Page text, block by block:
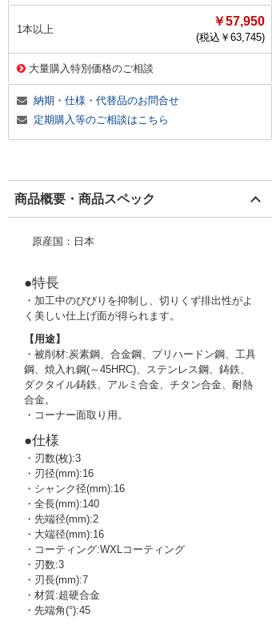
1本以上
￥57,950
(税込￥ 63,745)
大量購入特別価格のご相談
納期・仕様・代替品のお問合せ
定期購入等のご相談はこちら
商品概要・商品スペック
原産国：日本
●特長
・加工中のびびりを抑制し、切りくず排出性がよ
く美しい仕上げ面が得られます。
【用途】
・被削材:炭素鋼、合金鋼、プリハードン鋼、工具
鋼、焼入れ鋼(～45HRC)、ステンレス鋼、鋳鉄、
ダクタイル鋳鉄、アルミ合金、チタン合金、耐熱
合金。
・コーナー面取り用。
●仕様
・刃数(枚):3
・刃径(mm):16
・シャンク径(mm):16
・全長(mm):140
・先端径(mm):2
・大端径(mm):16
・コーティング:WXLコーティング
・刃数:3
・刃長(mm):7
・材質:超硬合金
・先端角(°):45